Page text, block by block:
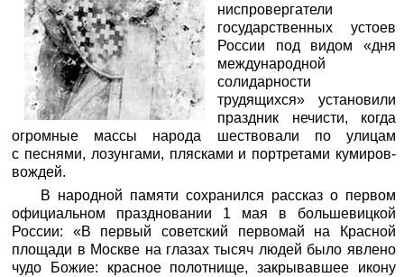
ниспровергатели
государственных устоев
России под видом «дня
международной
солидарности
трудящихся» установили
праздник нечисти, когда
огромные массы народа шествовали по улицам
с песнями, лозунгами, плясками и портретами кумиров-
вождей.
В народной памяти сохранился рассказ о первом
официальном праздновании 1 мая в большевицкой
России: «В первый советский первомай на Красной
площади в Москве на глазах тысяч людей было явлено
чудо Божие: красное полотнище, закрывавшее икону